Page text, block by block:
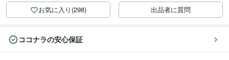
お気に入り(298) 出品者に質問
ココナラの安心保証